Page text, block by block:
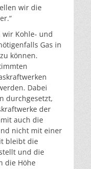
wir die
wir Kohle- und
Gas in
können.
Dabei
durchgesetzt,
der
auch die
nicht mit einer
bleibt die
und die
die Höhe